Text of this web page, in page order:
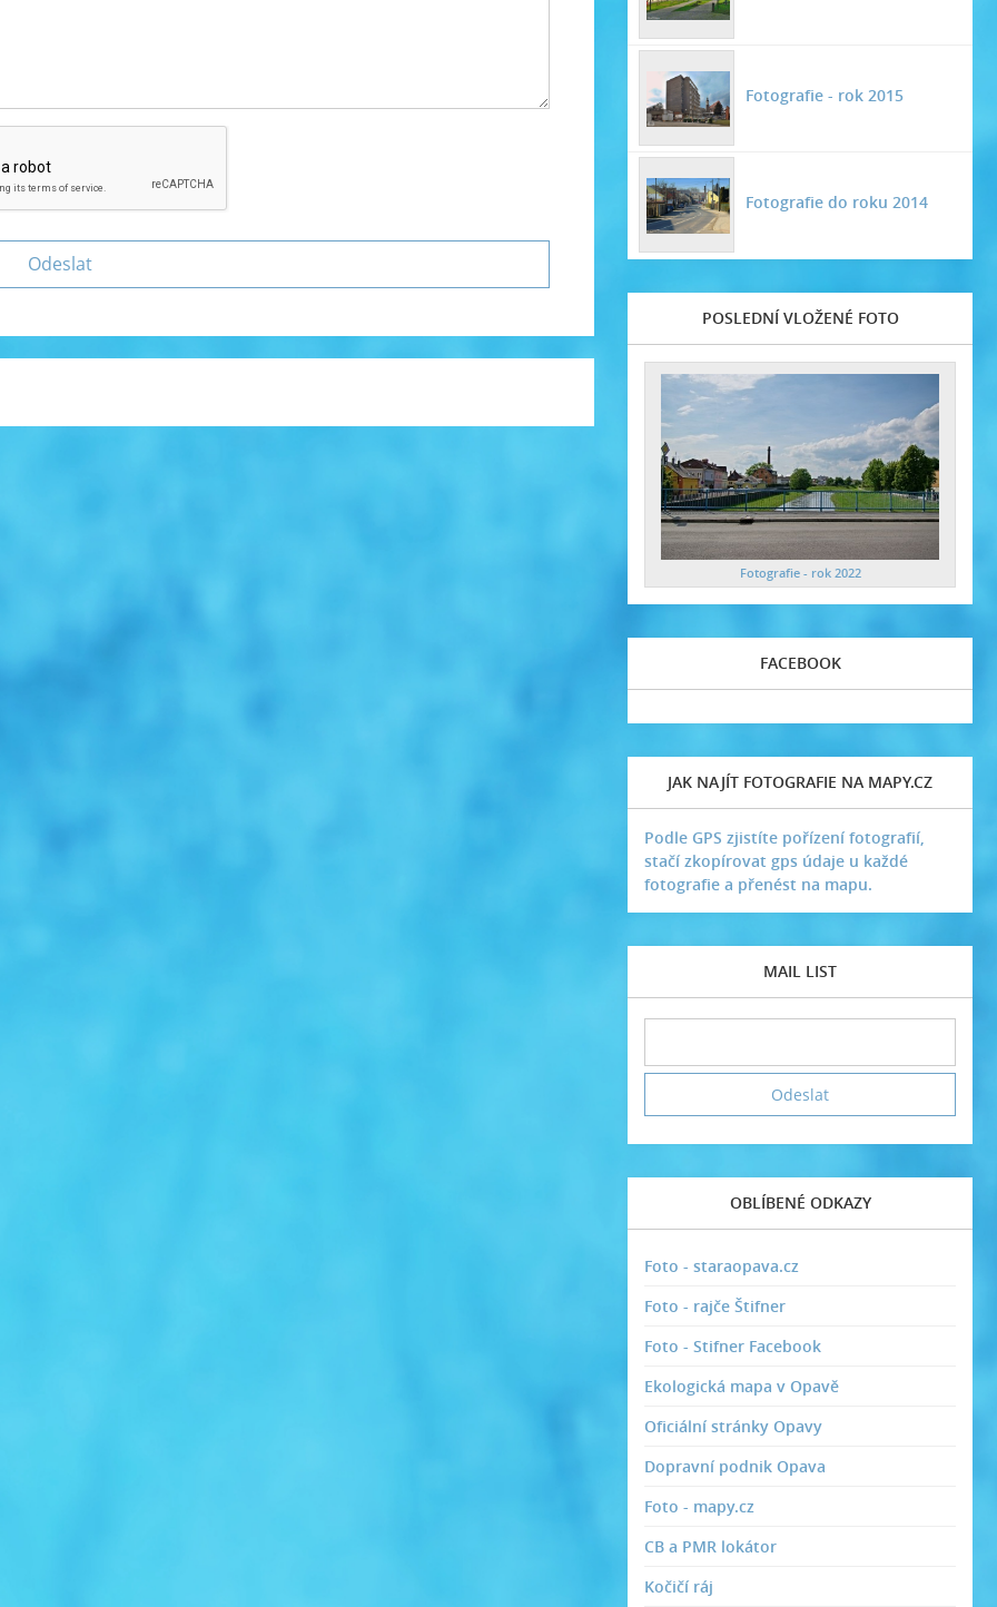
Fotografie - rok 2015
Fotografie do roku 2014
POSLEDNÍ VLOŽENÉ FOTO
Fotografie - rok 2022
FACEBOOK
JAK NAJÍT FOTOGRAFIE NA MAPY.CZ
Podle GPS zjistíte pořízení fotografií,
stačí zkopírovat gps údaje u každé
fotografie a přenést na mapu.
MAIL LIST
OBLÍBENÉ ODKAZY
Foto - staraopava.cz
Foto - rajče Štifner
Foto - Stifner Facebook
Ekologická mapa v Opavě
Oficiální stránky Opavy
Dopravní podnik Opava
Foto - mapy.cz
CB a PMR lokátor
Kočičí ráj